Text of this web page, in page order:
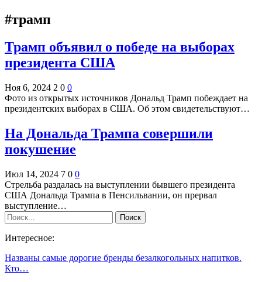
#трамп
Трамп объявил о победе на выборах
президента США
Ноя 6, 2024 2 0 0
Фото из открытых источников Дональд Трамп побеждает на
президентских выборах в США. Об этом свидетельствуют…
На Дональда Трампа совершили
покушение
Июл 14, 2024 7 0 0
Стрельба раздалась на выступлении бывшего президента
США Дональда Трампа в Пенсильвании, он прервал
выступление…
Интересное:
Названы самые дорогие бренды безалкогольных напитков.
Кто…